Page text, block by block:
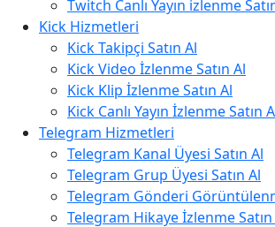
Twitch Canlı Yayın izlenme
Kick Hizmetleri
Kick Takipçi Satın Al
Kick Video İzlenme Satın Al
Kick Klip İzlenme Satın Al
Kick Canlı Yayın İzlenme Satın
Telegram Hizmetleri
Telegram Kanal Üyesi Satın Al
Telegram Grup Üyesi Satın Al
Telegram Gönderi
Telegram Hikaye İzlenme Satın